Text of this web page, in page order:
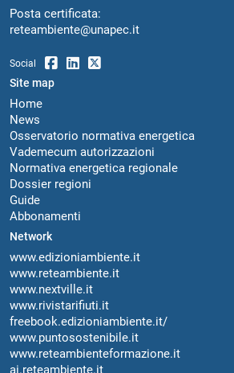
Posta certificata:
reteambiente@unapec.it
Social
Site map
Home
News
Osservatorio normativa energetica
Vademecum autorizzazioni
Normativa energetica regionale
Dossier regioni
Guide
Abbonamenti
Network
www.edizioniambiente.it
www.reteambiente.it
www.nextville.it
www.rivistarifiuti.it
freebook.edizioniambiente.it/
www.puntosostenibile.it
www.reteambienteformazione.it
ai.reteambiente.it